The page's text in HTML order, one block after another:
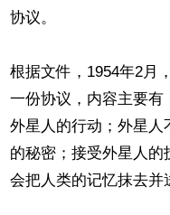
协议。
根据文件，1954年2月
一份协议，内容主要
外星人的行动；外星人
的秘密；接受外星人的
会把人类的记忆抹去并